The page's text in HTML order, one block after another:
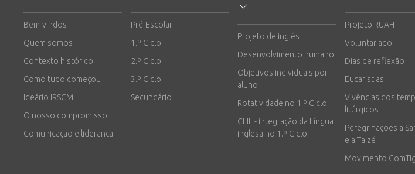
Bem-vindos
Quem somos
Contexto histórico
Como tudo começou
Ideário IRSCM
O nosso compromisso
Comunicação e liderança
Pré-Escolar
1.º Ciclo
2.º Ciclo
3.º Ciclo
Secundário
Projeto de inglês
Desenvolvimento humano
Objetivos individuais por
aluno
Rotatividade no 1.º Ciclo
CLIL - integração da Língua
inglesa no 1.º Ciclo
Projeto RUAH
Voluntariado
Dias de reflexão
Eucaristias
Vivências dos
litúrgicos
Peregrinações a
e a Taizé
Movimento